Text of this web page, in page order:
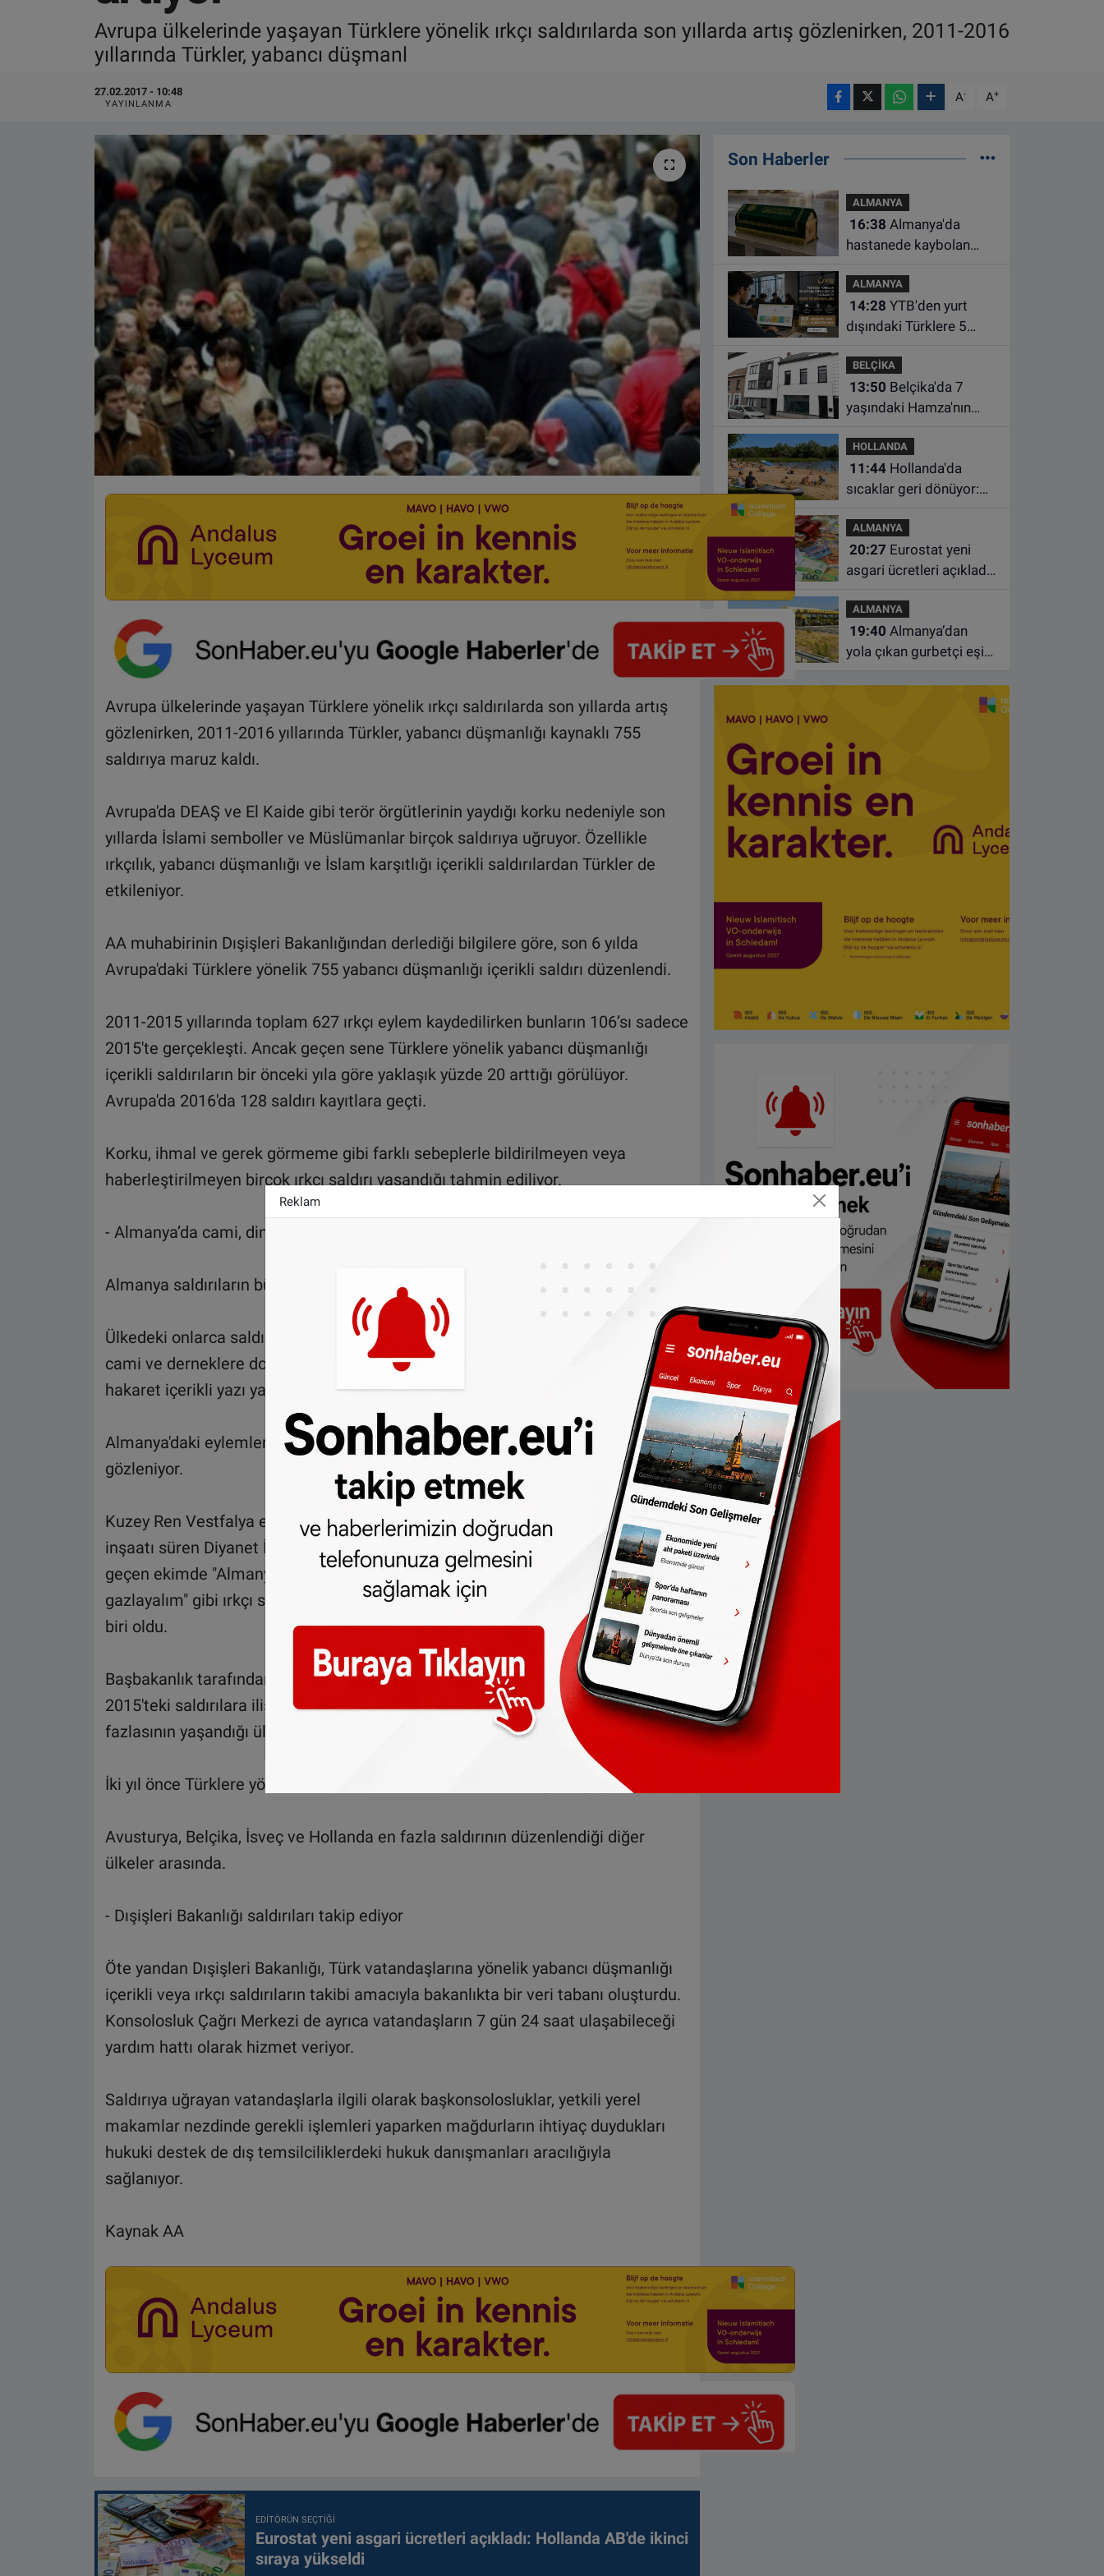
Avrupa ülkelerinde yaşayan Türklere yönelik ırkçı saldırılarda son yıllarda artış gözlenirken, 2011-2016
yıllarında Türkler, yabancı düşmanl
27.02.2017 - 10:48
YAYINLANMA A- A+
Avrupa ülkelerinde yaşayan Türklere yönelik ırkçı saldırılarda son yıllarda artış
gözlenirken, 2011-2016 yıllarında Türkler, yabancı düşmanlığı kaynaklı 755
saldırıya maruz kaldı.
Avrupa'da DEAŞ ve El Kaide gibi terör örgütlerinin yaydığı korku nedeniyle son
yıllarda İslami semboller ve Müslümanlar birçok saldırıya uğruyor. Özellikle
ırkçılık, yabancı düşmanlığı ve İslam karşıtlığı içerikli saldırılardan Türkler de
etkileniyor.
AA muhabirinin Dışişleri Bakanlığından derlediği bilgilere göre, son 6 yılda
Avrupa'daki Türklere yönelik 755 yabancı düşmanlığı içerikli saldırı düzenlendi.
2011-2015 yıllarında toplam 627 ırkçı eylem kaydedilirken bunların 106’sı sadece
2015'te gerçekleşti. Ancak geçen sene Türklere yönelik yabancı düşmanlığı
içerikli saldırıların bir önceki yıla göre yaklaşık yüzde 20 arttığı görülüyor.
Avrupa'da 2016'da 128 saldırı kayıtlara geçti.
Korku, ihmal ve gerek görmeme gibi farklı sebeplerle bildirilmeyen veya
haberleştirilmeyen birçok ırkçı saldırı yaşandığı tahmin ediliyor.
- Almanya’da cami, dini dernekler ve enstitüler hedefte
Almanya saldırıların büyük bölümünün yaşandığı ülke olarak dikkati çekiyor.
Ülkedeki onlarca saldırının arasında kundaklama ve tehdidin yanı sıra iş yeri,
cami ve derneklere domuz organları bırakma, duvarlara gamalı haç, küfür ve
hakaret içerikli yazı yazma ile işaretler çizme gibi ırkçı eylemler görülüyor.
Almanya'daki eylemlerin çoğunun cami, dini derneklere ve enstitülere yapıldığı
gözleniyor.
Kuzey Ren Vestfalya eyaletinin Hamm kentine bağlı Herringen beldesinde
inşaatı süren Diyanet İşleri Türk İslam Birliğinin (DİTİB) camisinin duvarlarına
geçen ekimde "Almanya'dan defolun", "Müslüman yerine Nazi", "Türkleri
gazlayalım" gibi ırkçı sloganlar yazılması medyada geniş yer bulan saldırılardan
biri oldu.
Başbakanlık tarafından yurt dışında yaşayan Türk vatandaşlarına yönelik
2015'teki saldırılara ilişkin hazırlanan raporda da Almanya, saldırıların yarısından
fazlasının yaşandığı ülke olmuştu.
İki yıl önce Türklere yönelik 106 saldırının 53'ü sadece Almanya’da yaşanmıştı.
Avusturya, Belçika, İsveç ve Hollanda en fazla saldırının düzenlendiği diğer
ülkeler arasında.
- Dışişleri Bakanlığı saldırıları takip ediyor
Öte yandan Dışişleri Bakanlığı, Türk vatandaşlarına yönelik yabancı düşmanlığı
içerikli veya ırkçı saldırıların takibi amacıyla bakanlıkta bir veri tabanı oluşturdu.
Konsolosluk Çağrı Merkezi de ayrıca vatandaşların 7 gün 24 saat ulaşabileceği
yardım hattı olarak hizmet veriyor.
Saldırıya uğrayan vatandaşlarla ilgili olarak başkonsolosluklar, yetkili yerel
makamlar nezdinde gerekli işlemleri yaparken mağdurların ihtiyaç duydukları
hukuki destek de dış temsilciliklerdeki hukuk danışmanları aracılığıyla
sağlanıyor.
Kaynak AA
EDITÖRÜN SEÇTIĞI
Eurostat yeni asgari ücretleri açıkladı: Hollanda AB'de ikinci
sıraya yükseldi
Son Haberler
ALMANYA
16:38
hastanede kaybolan
çamaşır makinesinde
bulundu
ALMANYA
14:28
dışındaki Türklere 5
desteği
BELÇİKA
13:50
yaşındaki Hamza'nın
dahil üç kişi tutuklandı
HOLLANDA
11:44Hollanda'da
sıcaklar geri dönüyor:
dereceyi gösterecek
ALMANYA
20:27
asgari ücretleri açıkladı:
sıraya yükseldi
ALMANYA
19:40
yola çıkan gurbetçi eşini
VIDEO GALERİ
ALGEMENE VOORWAARDEN
Çerez Politikası
Reklam